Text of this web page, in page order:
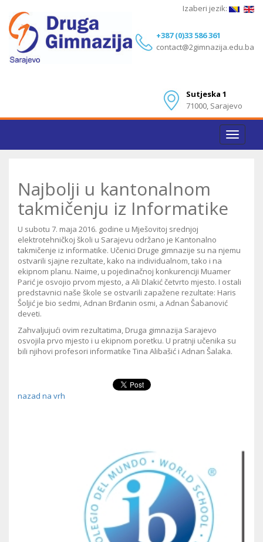
+387 (0)33 586 361
contact@2gimnazija.edu.ba
Sutjeska 1
71000, Sarajevo
Izaberi jezik:
Toggle
Najbolji u kantonalnom
takmičenju iz Informatike
U subotu 7. maja 2016. godine u Mješovitoj srednjoj
elektrotehničkoj školi u Sarajevu održano je Kantonalno
takmičenje iz informatike. Učenici Druge gimnazije su na njemu
ostvarili sjajne rezultate, kako na individualnom, tako i na
ekipnom planu. Naime, u pojedinačnoj konkurenciji Muamer
Parić je osvojio prvom mjesto, a Ali Dlakić četvrto mjesto. I ostali
predstavnici naše škole se ostvarili zapažene rezultate: Haris
Šoljić je bio sedmi, Adnan Brđanin osmi, a Adnan Šabanović
deveti.
Zahvaljujući ovim rezultatima, Druga gimnazija Sarajevo
osvojila prvo mjesto i u ekipnom poretku. U pratnji učenika su
bili njihovi profesori informatike Tina Alibašić i Adnan Šalaka.
nazad na vrh